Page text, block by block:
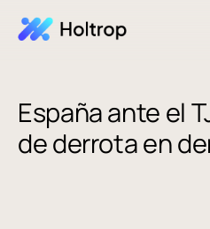
España ante el
de derrota en